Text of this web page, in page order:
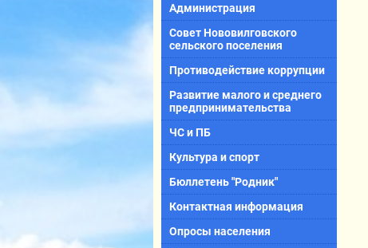
Администрация
Совет Нововилговского
сельского поселения
Противодействие коррупции
Развитие малого и среднего
предпринимательства
ЧС и ПБ
Культура и спорт
Бюллетень "Родник"
Контактная информация
Опросы населения